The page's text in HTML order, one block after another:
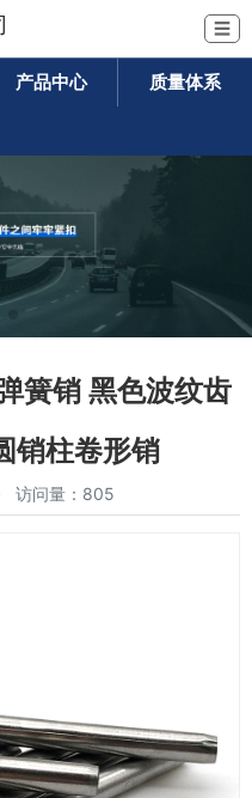
☰
产品中心 质量体系
簧销 黑色波纹齿
销柱卷形销
访问量：805